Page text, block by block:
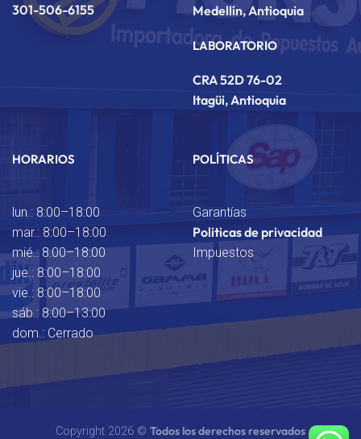
301-506-6155
Medellín, Antioquia
LABORATORIO
CRA 52D 76-02
Itagüi, Antioquia
HORARIOS
lun.: 8:00–18:00
mar.: 8:00–18:00
mié.: 8:00–18:00
jue.: 8:00–18:00
vie.: 8:00–18:00
sáb.: 8:00–13:00
dom.: Cerrado
POLÍTICAS
Garantías
Politicas de privacidad
Impuestos
Copyright 2026 © Todos los derechos reservados